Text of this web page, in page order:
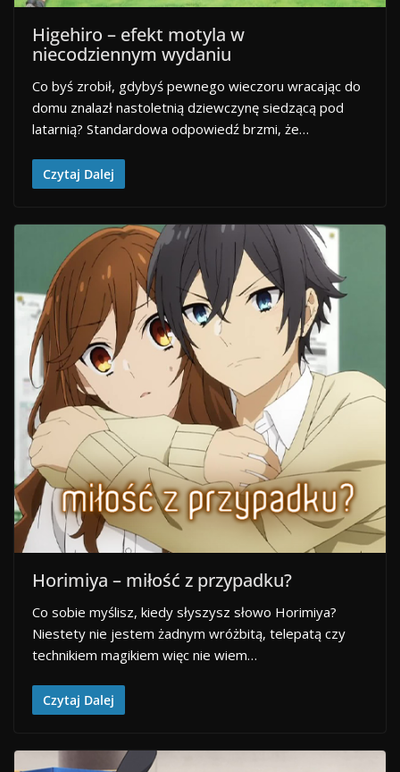
Higehiro – efekt motyla w
niecodziennym wydaniu
Co byś zrobił, gdybyś pewnego wieczoru wracając do
domu znalazł nastoletnią dziewczynę siedzącą pod
latarnią? Standardowa odpowiedź brzmi, że…
Czytaj Dalej
Horimiya – miłość z przypadku?
Co sobie myślisz, kiedy słyszysz słowo Horimiya?
Niestety nie jestem żadnym wróżbitą, telepatą czy
technikiem magikiem więc nie wiem…
Czytaj Dalej